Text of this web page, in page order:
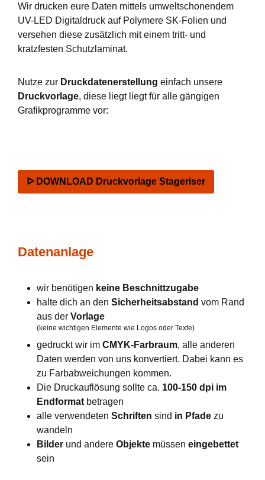
Wir drucken eure Daten mittels umweltschonendem
UV-LED Digitaldruck auf Polymere SK-Folien und
versehen diese zusätzlich mit einem tritt- und
kratzfesten Schutzlaminat.
Nutze zur Druckdatenerstellung einfach unsere
Druckvorlage, diese liegt liegt für alle gängigen
Grafikprogramme vor:
ᐅ DOWNLOAD Druckvorlage Stageriser
Datenanlage
wir benötigen keine Beschnittzugabe
halte dich an den Sicherheitsabstand vom Rand
aus der Vorlage
(keine wichtigen Elemente wie Logos oder Texte)
gedruckt wir im CMYK-Farbraum, alle anderen
Daten werden von uns konvertiert. Dabei kann es
zu Farbabweichungen kommen.
Die Druckauflösung sollte ca. 100-150 dpi im
Endformat betragen
alle verwendeten Schriften sind in Pfade zu
wandeln
Bilder und andere Objekte müssen eingebettet
sein